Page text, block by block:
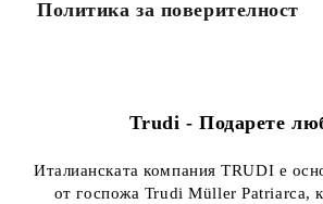
Политика за поверителност
Trudi - Подарете
Италианската компания TRUDI е
от госпожа Trudi Müller Patriarca,